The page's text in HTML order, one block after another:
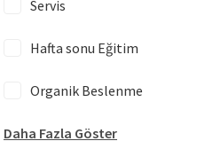
Servis
Hafta sonu Eğitim
Organik Beslenme
Daha Fazla Göster